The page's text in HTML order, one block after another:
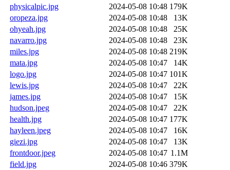
physicalpic.jpg
2024-05-08 10:48 179K
oropeza.jpg
2024-05-08 10:48
13K
ohyeah.jpg
2024-05-08 10:48
25K
navarro.jpg
2024-05-08 10:48
23K
miles.jpg
2024-05-08 10:48 219K
mata.jpg
2024-05-08 10:47
14K
logo.jpg
2024-05-08 10:47 101K
lewis.jpg
2024-05-08 10:47
22K
james.jpg
2024-05-08 10:47
15K
hudson.jpeg
2024-05-08 10:47
22K
health.jpg
2024-05-08 10:47 177K
hayleen.jpeg
2024-05-08 10:47
16K
giezi.jpg
2024-05-08 10:47
13K
frontdoor.jpeg
2024-05-08 10:47 1.1M
field.jpg
2024-05-08 10:46 379K